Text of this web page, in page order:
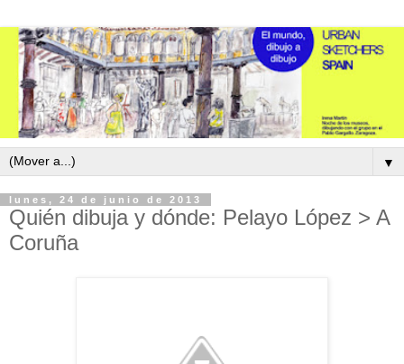
▼
lunes, 24 de junio de 2013
Quién dibuja y dónde: Pelayo López > A
Coruña